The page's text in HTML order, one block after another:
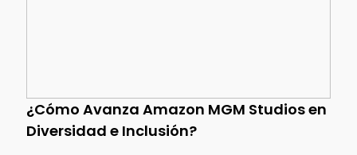
¿Cómo Avanza Amazon MGM Studios en
Diversidad e Inclusión?